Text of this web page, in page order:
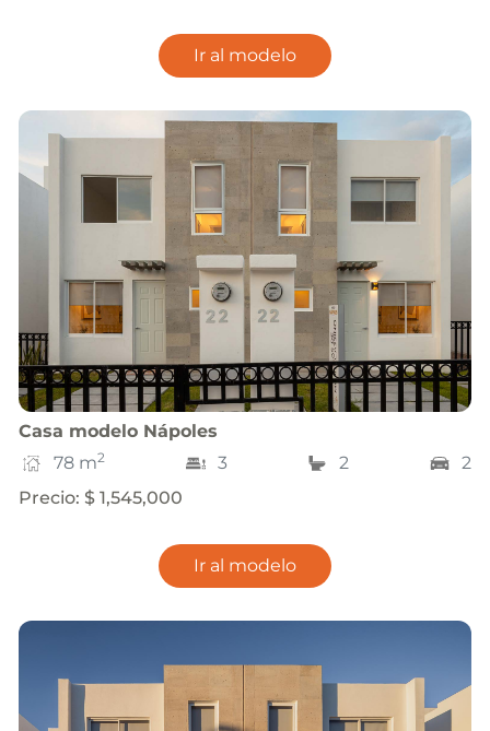
Ir al modelo
Casa modelo Nápoles
78 m2 3 2
2
Precio: $ 1,545,000
Ir al modelo